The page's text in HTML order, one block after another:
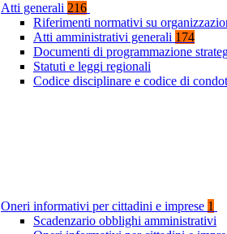
Atti generali 216
Riferimenti normativi su
Atti amministrativi generali 174
Documenti di programmazione
Statuti e leggi regionali
Codice disciplinare e codice di
Oneri informativi per cittadini e imprese 1
Scadenzario obblighi amministrativi